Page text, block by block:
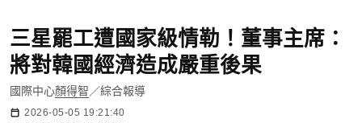
三星罷工遭國家級情勒！董事主席：
將對韓國經濟造成嚴重後果
國際中心顏得智 ／綜合報導
2026-05-05 19:21:40